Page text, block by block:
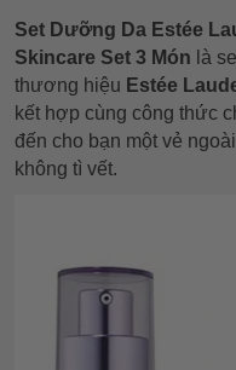
Set Dưỡng Da Estée
Skincare Set 3 Món là
thương hiệu Estée
kết hợp cùng công thức
đến cho bạn một vẻ
không tì vết.